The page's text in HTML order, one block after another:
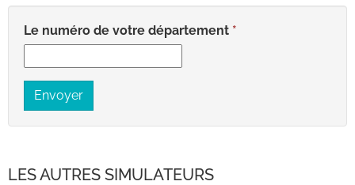
Le numéro de votre département
Envoyer
LES AUTRES SIMULATEURS